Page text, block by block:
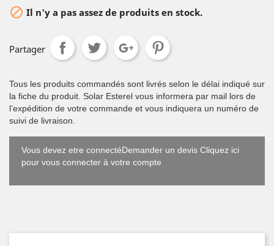
 Il n'y a pas assez de produits en stock.
Partager
Tous les produits commandés sont livrés selon le délai indiqué sur
la fiche du produit. Solar Esterel vous informera par mail lors de
l’expédition de votre commande et vous indiquera un numéro de
suivi de livraison.
Vous devez etre connectéDemander un devis Cliquez ici
pour vous connecter à votre compte